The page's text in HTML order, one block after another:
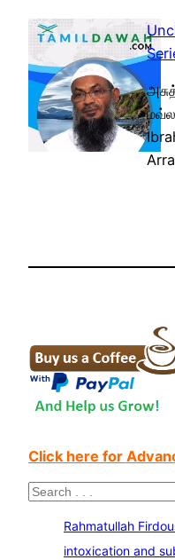
Click here for
S
Rahmatullah
intoxication and